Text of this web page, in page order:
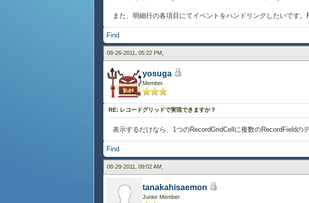
また、明細行の各項目にてイベントをハンドリングしたいです
Find
08-26-2011, 05:22 PM,
yosuga
Member
RE: レコードグリッドで実現できますか？
表示するだけなら、1つのRecordGridCellに複数のRecordFieldの
Find
08-29-2011, 09:02 AM,
tanakahisaemon
Junior Member